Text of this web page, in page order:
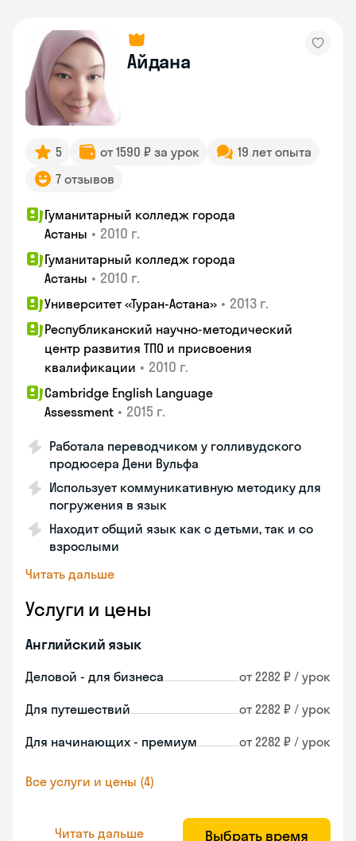
Айдана
5 от 1590 ₽ за урок
19 лет опыта
7 отзывов
Гуманитарный колледж города
Астаны • 2010 г.
Гуманитарный колледж города
Астаны • 2010 г.
Университет «Туран-Астана» • 2013 г.
Республиканский научно-методический
центр развития ТПО и присвоения
квалификации • 2010 г.
Cambridge English Language
Assessment • 2015 г.
Работала переводчиком у голливудского
продюсера Дени Вульфа
Использует коммуникативную методику для
погружения в язык
Находит общий язык как с детьми, так и со
взрослыми
Читать дальше
Услуги и цены
Английский язык
Деловой - для бизнеса от 2282 ₽ / урок
Для путешествий от 2282 ₽ / урок
Для начинающих - премиум от 2282 ₽ / урок
Все услуги и цены (4)
Читать дальше Выбрать время